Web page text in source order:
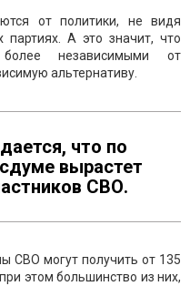
от политики, не видя
партиях. А это значит, что
независимыми от
альтернативу.
что по
вырастет
СВО.
СВО могут получить от 135
этом большинство из них,